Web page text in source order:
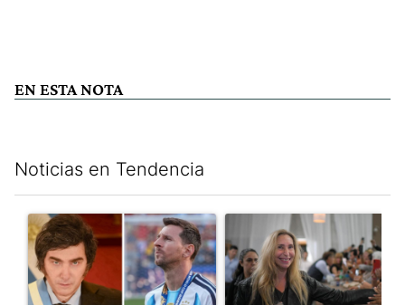
EN ESTA NOTA
Noticias en Tendencia
Un artículo de tendencia con el título "Milei despidió a Jorge
Un artículo de tendencia